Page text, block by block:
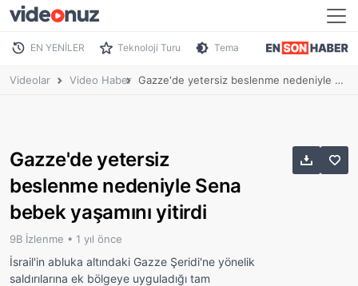
EN YENİLER Teknoloji Turu Tema
Videolar Video Haber Gazze'de yetersiz beslenme nedeniyle Sena bebek yaşamını yitirdi
Gazze'de yetersiz
beslenme nedeniyle Sena
bebek yaşamını yitirdi
9B İzlenme • 1 yıl önce
İsrail'in abluka altındaki Gazze Şeridi'ne yönelik
saldırılarına ek bölgeye uyguladığı tam